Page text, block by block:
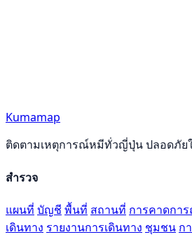
Kumamap
ติดตามเหตุการณ์หมีทั่วญี่ปุ่น ปลอดภัย
สำรวจ
แผนที่ บัญชี พื้นที่ สถานที่ การคาดกา
เดินทาง รายงานการเดินทาง ชุมชน ก